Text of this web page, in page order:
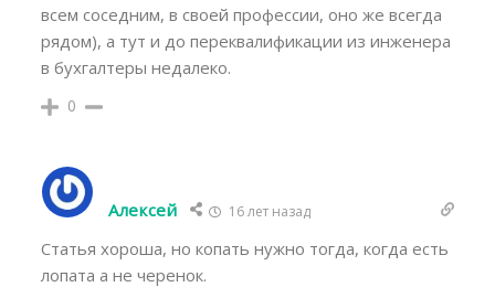
всем соседним, в своей профессии, оно же всегда
рядом), а тут и до переквалификации из инженера
в бухгалтеры недалеко.
0
Алексей 16 лет назад
Статья хороша, но копать нужно тогда, когда есть
лопата а не черенок.